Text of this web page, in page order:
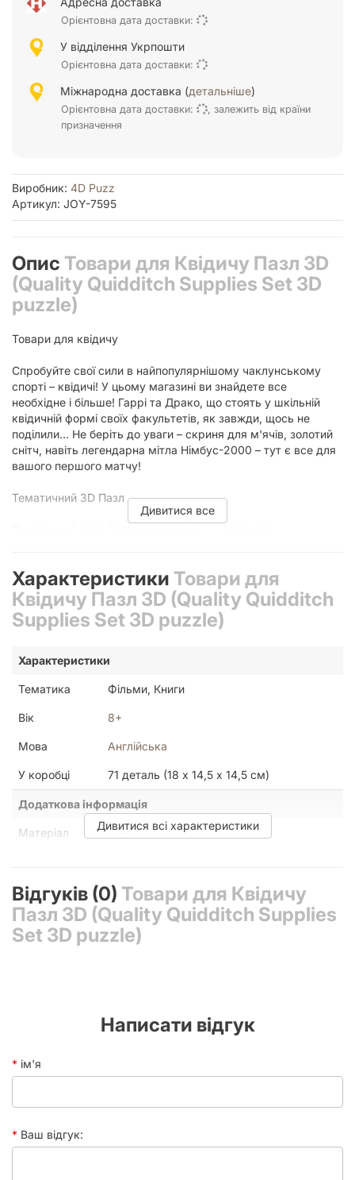
Орієнтовна дата доставки:
У відділення Укрпошти
Орієнтовна дата доставки:
Міжнародна доставка (детальніше)
Орієнтовна дата доставки:
, залежить від країни
призначення
Виробник: 4D Puzz
Артикул: JOY-7595
Опис Товари для Квідичу Пазл 3D
(Quality Quidditch Supplies Set 3D
puzzle)
Товари для квідичу
Спробуйте свої сили в найпопулярнішому чаклунському
спорті – квідичі! У цьому магазині ви знайдете все
необхідне і більше! Гаррі та Драко, що стоять у шкільній
квідичній формі своїх факультетів, як завжди, щось не
поділили… Не беріть до уваги – скриня для м'ячів, золотий
снітч, навіть легендарна мітла Німбус-2000 – тут є все для
вашого першого матчу!
Тематичний 3D Пазл
красивий тривимірний об'єкт, що зможе слугувати
прикрасою інтер'єру.
Приємне з корисним
Даний пазл дозволить поєднати приємне з корисним –
мислення, увагу, сприйняття і дрібну моторику. Якщо ви
JOY дуже радить купити такий пазл.
Дивитися все
Характеристики Товари для
Квідичу Пазл 3D (Quality Quidditch
Supplies Set 3D puzzle)
Характеристики
Тематика Фільми, Книги
Вік 8+
Мова Англійська
У коробці 71 деталь (18 х 14,5 x 14,5 см)
Додаткова інформація
Матеріал Картон
Дивитися всі характеристики
Відгуків (0) Товари для Квідичу
Пазл 3D (Quality Quidditch Supplies
Set 3D puzzle)
Написати відгук
ім'я
Ваш відгук: